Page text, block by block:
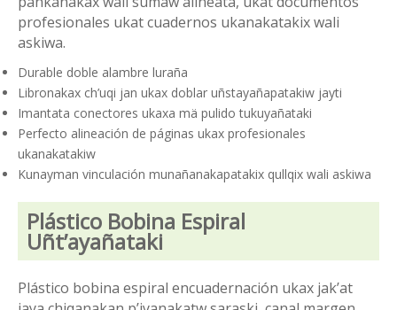
profesionales ukat cuadernos ukanakatakix wali
askiwa.
Durable doble alambre luraña
Libronakax ch’uqi jan ukax doblar uñstayañapatakiw jayti
Imantata conectores ukaxa mä pulido tukuyañataki
Perfecto alineación de páginas ukax profesionales
ukanakatakiw
Kunayman vinculación munañanakapatakix qullqix wali askiwa
Plástico Bobina Espiral
Uñt’ayañataki
Plástico bobina espiral encuadernación ukax jak’at